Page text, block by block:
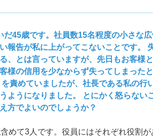
だ45歳です。社員数15名程度の小さな
報告が私に上がってこないことです。
、とは言っていますが、先日もお客様
様の信用を少なからず失ってしまった
責めていましたが、社長である私の行
ようになりました。 とにかく怒らないこ
方でよいのでしょうか？
めて3人です。役員にはそれぞれ役割が